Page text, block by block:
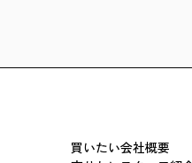
買いたい会社概要